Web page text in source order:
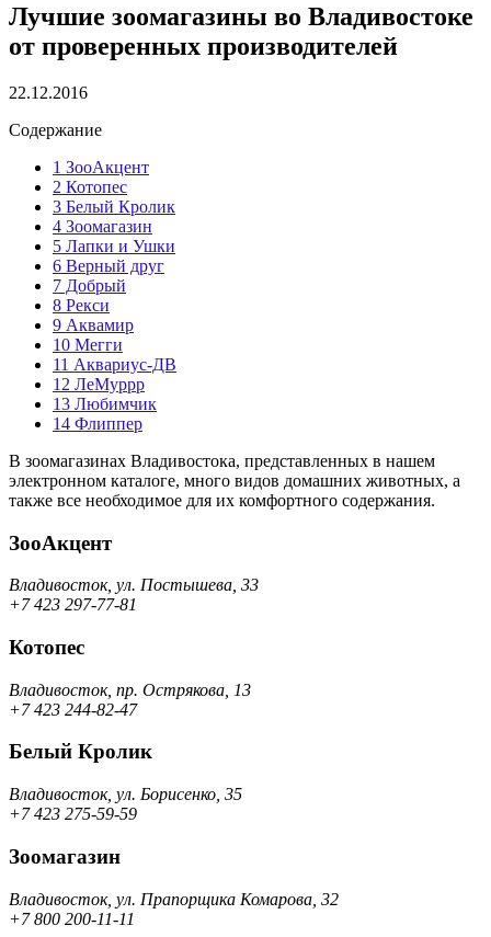
Лучшие зоомагазины во Владивостоке
от проверенных производителей
22.12.2016
Содержание
1 ЗооАкцент
2 Котопес
3 Белый Кролик
4 Зоомагазин
5 Лапки и Ушки
6 Верный друг
7 Добрый
8 Рекси
9 Аквамир
10 Мегги
11 Аквариус-ДВ
12 ЛеМуррр
13 Любимчик
14 Флиппер
В зоомагазинах Владивостока, представленных в нашем
электронном каталоге, много видов домашних животных, а
также все необходимое для их комфортного содержания.
ЗооАкцент
Владивосток, ул. Постышева, 33
+7 423 297-77-81
Котопес
Владивосток, пр. Острякова, 13
+7 423 244-82-47
Белый Кролик
Владивосток, ул. Борисенко, 35
+7 423 275-59-59
Зоомагазин
Владивосток, ул. Прапорщика Комарова, 32
+7 800 200-11-11